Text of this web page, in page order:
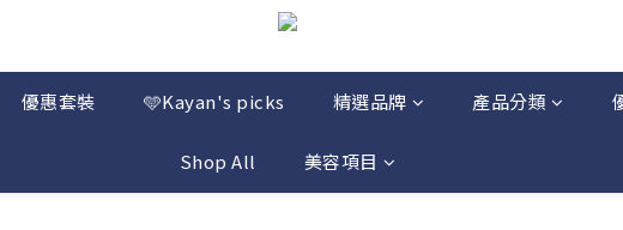
優惠套裝 🩵Kayan's picks 精選品牌 產品分類
Shop All 美容項目